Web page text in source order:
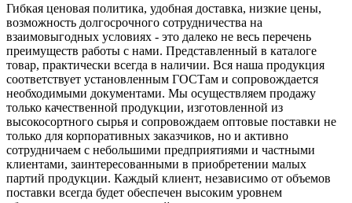
Гибкая ценовая политика, удобная доставка, низкие цены,
возможность долгосрочного сотрудничества на
взаимовыгодных условиях - это далеко не весь перечень
преимуществ работы с нами. Представленный в каталоге
товар, практически всегда в наличии. Вся наша продукция
соответствует установленным ГОСТам и сопровождается
необходимыми документами. Мы осуществляем продажу
только качественной продукции, изготовленной из
высокосортного сырья и сопровождаем оптовые поставки не
только для корпоративных заказчиков, но и активно
сотрудничаем с небольшими предприятиями и частными
клиентами, заинтересованными в приобретении малых
партий продукции. Каждый клиент, независимо от объемов
поставки всегда будет обеспечен высоким уровнем